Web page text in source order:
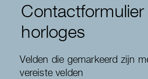
Contactformulier
horloges
Velden die gemarkeerd zijn
vereiste velden